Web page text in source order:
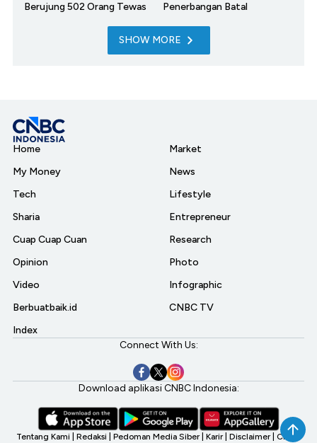
Berujung 502 Orang Tewas
Penerbangan Batal
SHOW MORE
Home
My Money
Tech
Sharia
Cuap Cuap Cuan
Opinion
Video
Berbuatbaik.id
Index
Market
News
Lifestyle
Entrepreneur
Research
Photo
Infographic
CNBC TV
Connect With Us:
Download aplikasi CNBC Indonesia:
Tentang Kami Redaksi Pedoman Media Siber Karir Disclaimer CNBC